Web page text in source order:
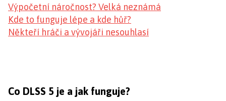
Výpočetní náročnost? Velká neznámá
Kde to funguje lépe a kde hůř?
Někteří hráči a vývojáři nesouhlasí
Co DLSS 5 je a jak funguje?